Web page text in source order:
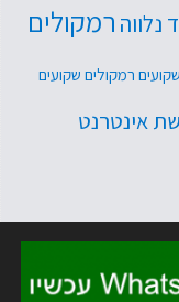
נלווה רמקולים
רמקולים שקועים
אינטרנט